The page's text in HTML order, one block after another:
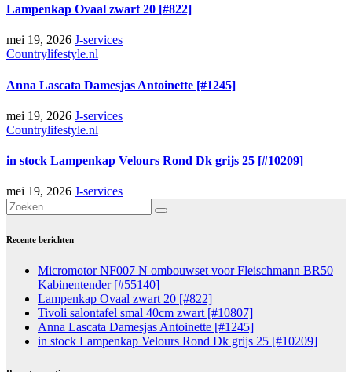
Lampenkap Ovaal zwart 20 [#822]
mei 19, 2026 J-services
Countrylifestyle.nl
Anna Lascata Damesjas Antoinette [#1245]
mei 19, 2026 J-services
Countrylifestyle.nl
in stock Lampenkap Velours Rond Dk grijs 25 [#10209]
mei 19, 2026 J-services
Recente berichten
Micromotor NF007 N ombouwset voor Fleischmann BR50
Kabinentender [#55140]
Lampenkap Ovaal zwart 20 [#822]
Tivoli salontafel smal 40cm zwart [#10807]
Anna Lascata Damesjas Antoinette [#1245]
in stock Lampenkap Velours Rond Dk grijs 25 [#10209]